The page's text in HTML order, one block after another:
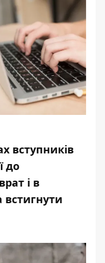
вступників
до
і в
встигнути